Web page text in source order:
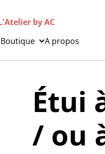
by AC
Boutique A propos
Étui
/ ou